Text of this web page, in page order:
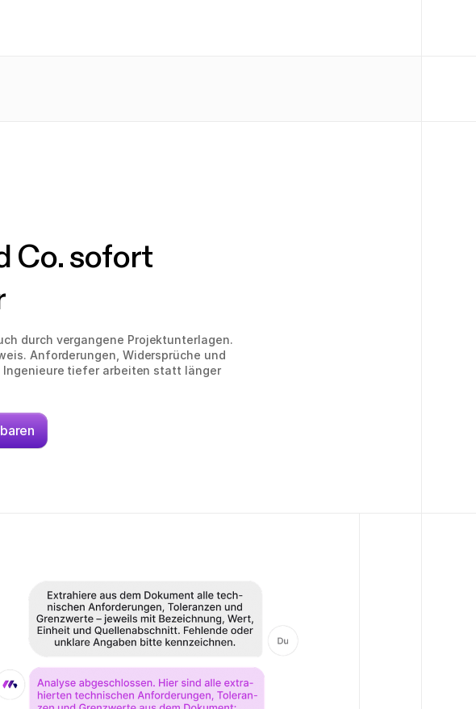
Co. sofort
durch vergangene Projektunterlagen.
Anforderungen, Widersprüche und
Ingenieure tiefer arbeiten statt länger